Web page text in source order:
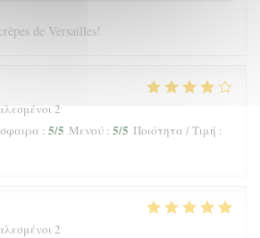
de Versailles!
2
: 5/5 Μενού : 5/5 Ποιότητα / Τιμή :
2